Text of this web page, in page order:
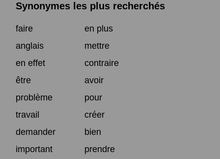
Synonymes les plus recherchés
faire
en plus
anglais
mettre
en effet
contraire
être
avoir
problème
pour
travail
créer
demander
bien
important
prendre